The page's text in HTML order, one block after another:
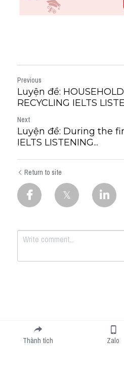
Previous
Luyện đề:
RECYCLING IELTS
Next
Luyện đề: During the
IELTS LISTENING...
Return to site
Submit
Thành tích Zalo